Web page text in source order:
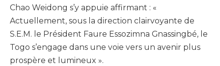
Chao Weidong s’y appuie affirmant : «
Actuellement, sous la direction clairvoyante de
S.E.M. le Président Faure Essozimna Gnassingbé, le
Togo s’engage dans une voie vers un avenir plus
prospère et lumineux ».